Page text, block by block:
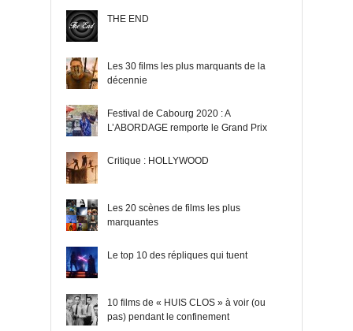
THE END
Les 30 films les plus marquants de la
décennie
Festival de Cabourg 2020 : A
L’ABORDAGE remporte le Grand Prix
Critique : HOLLYWOOD
Les 20 scènes de films les plus
marquantes
Le top 10 des répliques qui tuent
10 films de « HUIS CLOS » à voir (ou
pas) pendant le confinement